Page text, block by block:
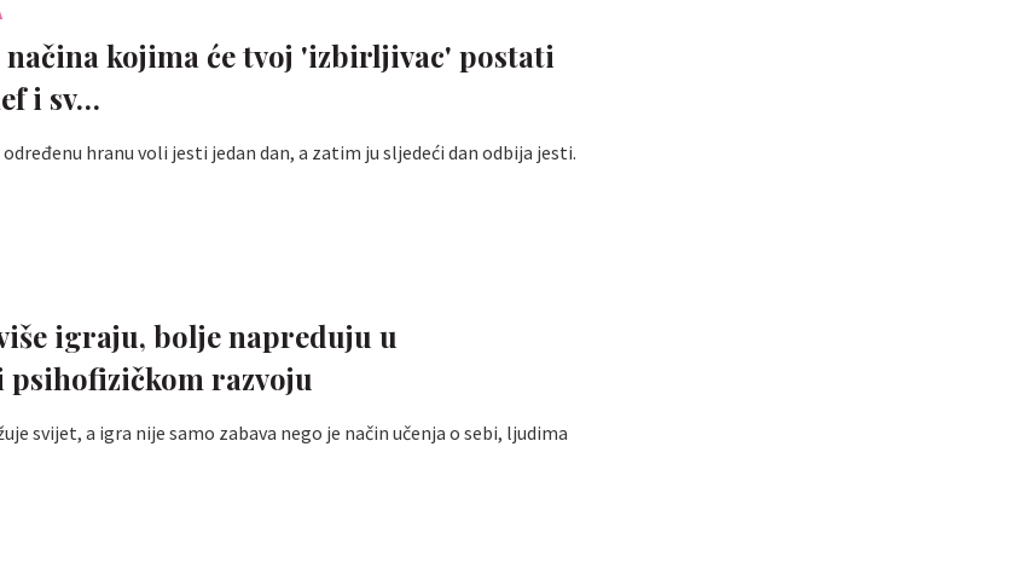
načina kojima će tvoj 'izbirljivac' postati
i sv…
hranu voli jesti jedan dan, a zatim ju sljedeći dan odbija jesti.
igraju, bolje napreduju u
razvoju
svijet, a igra nije samo zabava nego je način učenja o sebi, ljudima